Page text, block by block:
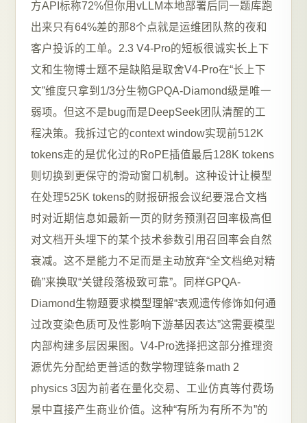
方API标称72%但你用vLLM本地部署后同一题库跑
出来只有64%差的那8个点就是运维团队熬的夜和
客户投诉的工单。2.3 V4-Pro的短板很诚实长上下
文和生物博士题不是缺陷是取舍V4-Pro在“长上下
文”维度只拿到1/3分生物GPQA-Diamond级是唯一
弱项。但这不是bug而是DeepSeek团队清醒的工
程决策。我拆过它的context window实现前512K
tokens走的是优化过的RoPE插值最后128K tokens
则切换到更保守的滑动窗口机制。这种设计让模型
在处理525K tokens的财报研报会议纪要混合文档
时对近期信息如最新一页的财务预测召回率极高但
对文档开头埋下的某个技术参数引用召回率会自然
衰减。这不是能力不足而是主动放弃“全文档绝对精
确”来换取“关键段落极致可靠”。同样GPQA-
Diamond生物题要求模型理解“表观遗传修饰如何通
过改变染色质可及性影响下游基因表达”这需要模型
内部构建多层因果图。V4-Pro选择把这部分推理资
源优先分配给更普适的数学物理链条math 2
physics 3因为前者在量化交易、工业仿真等付费场
景中直接产生商业价值。这种“有所为有所不为”的